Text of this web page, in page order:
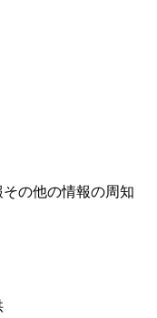
の他の情報の周知